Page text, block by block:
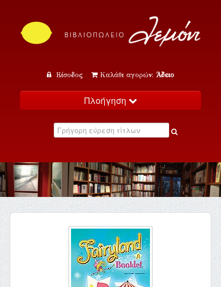
Είσοδος Καλάθι αγορών: Άδειο
Πλοήγηση
Κατάλογος
Εκδηλώσεις
Επικοινωνία